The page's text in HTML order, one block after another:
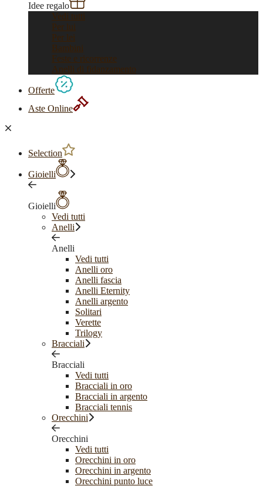
Idee regalo
Vedi tutti
Per lui
Per lei
Bambini
Feste e ricorrenze
Anelli di fidanzamento
Offerte
Aste Online
Selection
Gioielli
Gioielli
Vedi tutti
Anelli
Anelli
Vedi tutti
Anelli oro
Anelli fascia
Anelli Eternity
Anelli argento
Solitari
Verette
Trilogy
Bracciali
Bracciali
Vedi tutti
Bracciali in oro
Bracciali in argento
Bracciali tennis
Orecchini
Orecchini
Vedi tutti
Orecchini in oro
Orecchini in argento
Orecchini punto luce